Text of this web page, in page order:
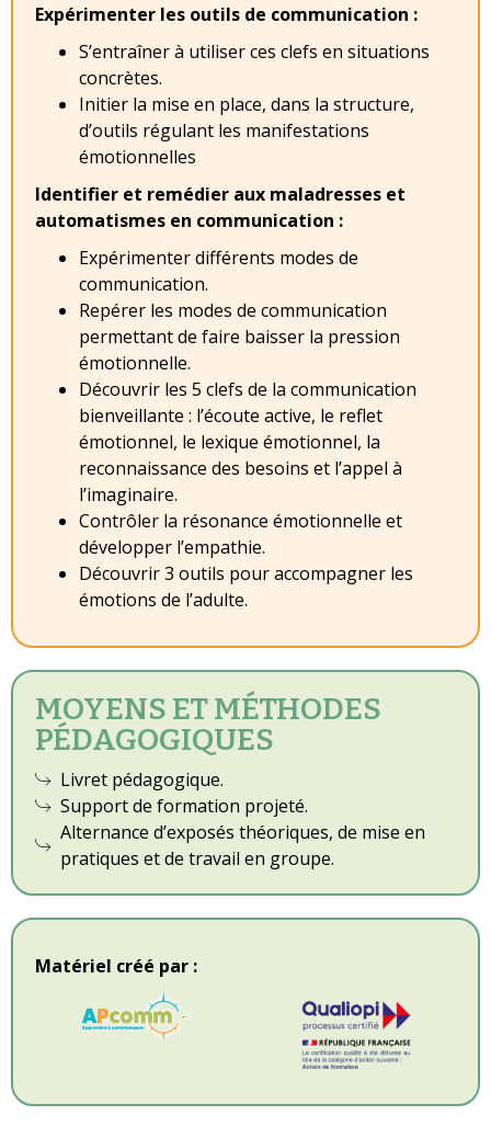
Expérimenter les outils de communication :
S’entraîner à utiliser ces clefs en situations
concrètes.
Initier la mise en place, dans la structure,
d’outils régulant les manifestations
émotionnelles
Identifier et remédier aux maladresses et
automatismes en communication :
Expérimenter différents modes de
communication.
Repérer les modes de communication
permettant de faire baisser la pression
émotionnelle.
Découvrir les 5 clefs de la communication
bienveillante : l’écoute active, le reflet
émotionnel, le lexique émotionnel, la
reconnaissance des besoins et l’appel à
l’imaginaire.
Contrôler la résonance émotionnelle et
développer l’empathie.
Découvrir 3 outils pour accompagner les
émotions de l’adulte.
MOYENS ET MÉTHODES
PÉDAGOGIQUES
Livret pédagogique.
Support de formation projeté.
Alternance d’exposés théoriques, de mise en
pratiques et de travail en groupe.
Matériel créé par :